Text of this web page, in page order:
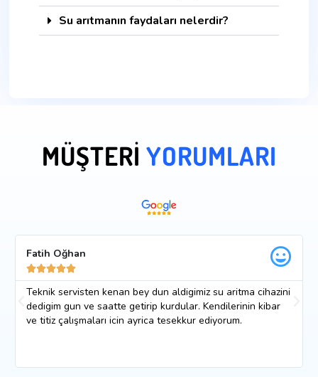
Su arıtmanın faydaları nelerdir?
MÜŞTERİ YORUMLARI
Fatih Oğhan

Teknik servisten kenan bey dun aldigimiz su aritma cihazini
dedigim gun ve saatte getirip kurdular. Kendilerinin kibar
ve titiz çalışmaları icin ayrica tesekkur ediyorum.